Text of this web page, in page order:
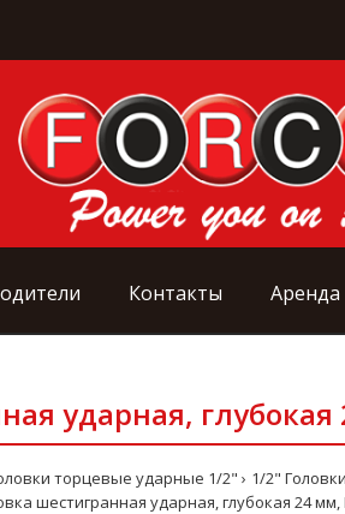
Контакты Аренда
ударная, глубокая
торцевые ударные 1/2"
1/2"
шестигранная ударная, глубокая 24 мм,